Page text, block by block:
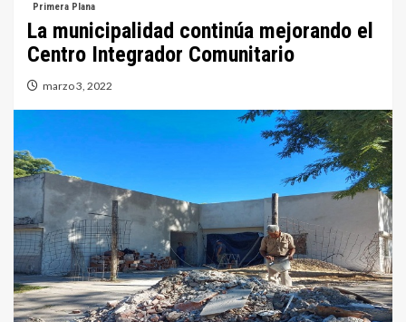
Primera Plana
La municipalidad continúa mejorando el
Centro Integrador Comunitario
marzo 3, 2022